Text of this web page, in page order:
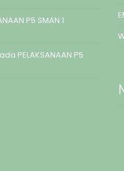
P5 SMAN 1
PELAKSANAAN P5